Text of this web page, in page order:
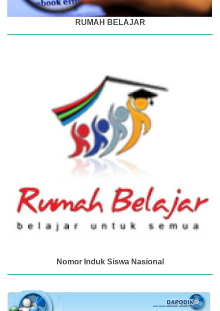
RUMAH BELAJAR
Nomor Induk Siswa Nasional